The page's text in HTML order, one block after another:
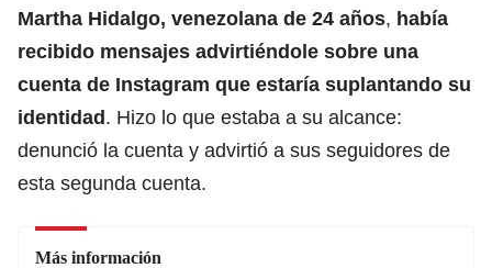
Martha Hidalgo, venezolana de 24 años, había
recibido mensajes advirtiéndole sobre una
cuenta de Instagram que estaría suplantando su
identidad. Hizo lo que estaba a su alcance:
denunció la cuenta y advirtió a sus seguidores de
esta segunda cuenta.
Más información